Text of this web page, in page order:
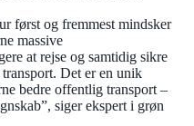
først og fremmest mindsker
massive
at rejse og samtidig sikre
Det er en unik
bedre offentlig transport –
siger ekspert i grøn